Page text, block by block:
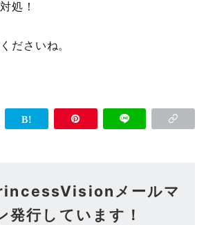
処！
ださいね。
メールマ
発行しています！